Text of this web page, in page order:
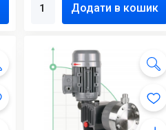
Додати в кошик